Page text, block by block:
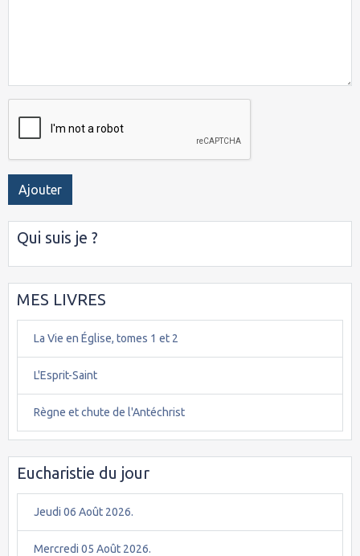
Ajouter
Qui suis je ?
MES LIVRES
La Vie en Église, tomes 1 et 2
L'Esprit-Saint
Règne et chute de l'Antéchrist
Eucharistie du jour
Jeudi 06 Août 2026.
Mercredi 05 Août 2026.